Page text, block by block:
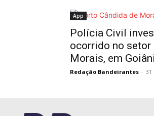
App
Polícia Civil
ocorrido no setor
Morais, em
Redação Bandeirantes - 31